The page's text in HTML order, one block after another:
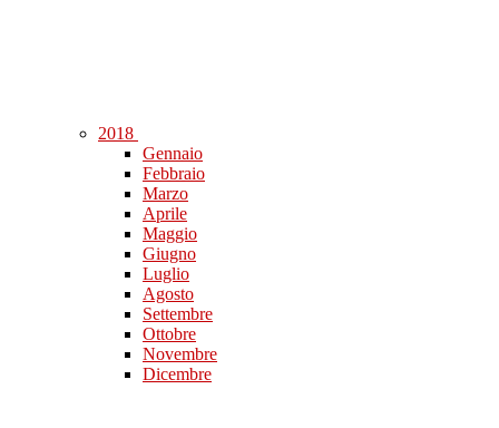
2018
Gennaio
Febbraio
Marzo
Aprile
Maggio
Giugno
Luglio
Agosto
Settembre
Ottobre
Novembre
Dicembre